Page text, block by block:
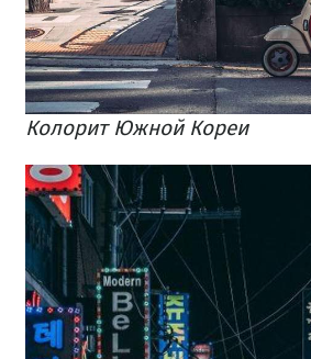
Колорит Южной Кореи​